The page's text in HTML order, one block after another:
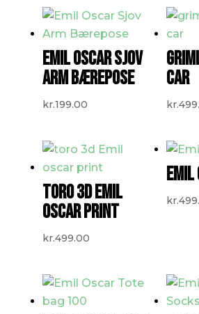
kr.599.00
EMIL OSCAR SJOV
ARM BÆREPOSE
kr.199.00
CAR
kr.
TORO 3D EMIL
OSCAR PRINT
kr.499.00
EMIL
kr.